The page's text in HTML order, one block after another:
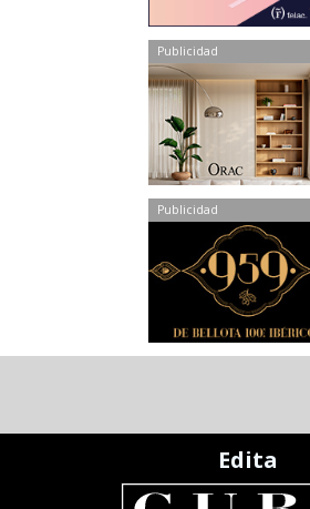
Publicidad
Publicidad
Edita